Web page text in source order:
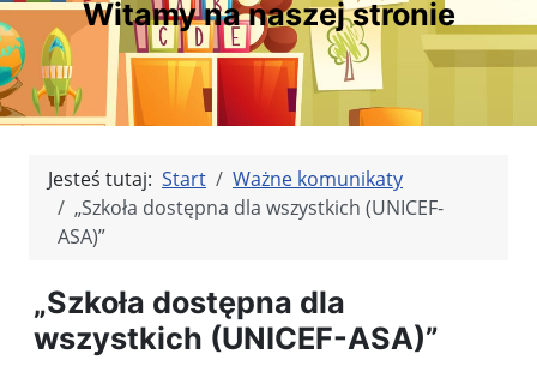
Witamy na naszej stronie
Jesteś tutaj: Start
Ważne komunikaty
„Szkoła dostępna dla wszystkich (UNICEF-
ASA)”
„Szkoła dostępna dla
wszystkich (UNICEF-ASA)”